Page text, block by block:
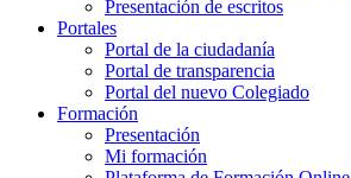
Presentación de escritos
Portales
Portal de la ciudadanía
Portal de transparencia
Portal del nuevo Colegiado
Formación
Presentación
Mi formación